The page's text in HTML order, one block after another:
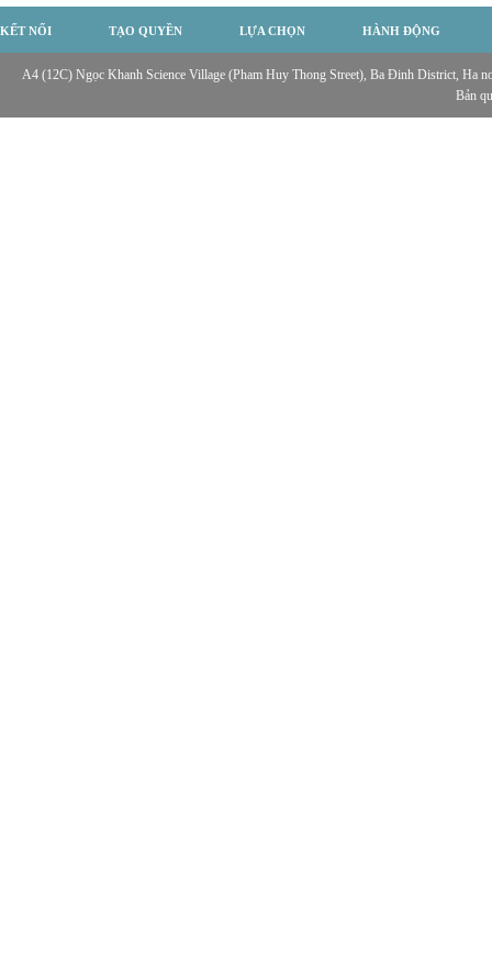
KẾT NỐI TẠO QUYỀN LỰA CHỌN HÀNH ĐỘNG
A4 (12C) Ngọc Khanh Science Village (Pham Huy Thong Street), Ba Đinh District, Ha
Bản